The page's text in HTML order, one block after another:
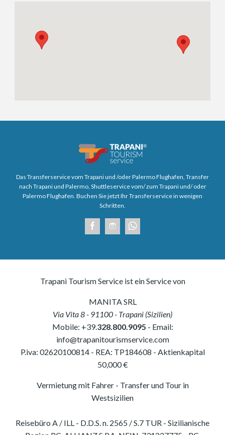
Das Transferservice vom Trapani und /oder Palermo Flughafen, Transfer
nach Trapani und Palermo, Shuttleservice vom/ zum Trapani und/ oder
Palermo Flughafen. Buchen Sie jetzt Ihr Transferservice in wenigen
Schritten.
Trapani Tourism Service ist ein Service von
MANITA SRL
Via Vita 8- 91100- Trapani (Sizilien)
Mobile: +39.328.800.9095 - Email:
info@trapanitourismservice.com
P.iva: 02620100814- REA: TP184608 - Aktienkapital
50,000 €
Vermietung mit Fahrer - Transfer und Tour in
Westsizilien
Reisebüro A / ILL - D.D.S. n. 2565 / S.7 TUR - Sizilianische